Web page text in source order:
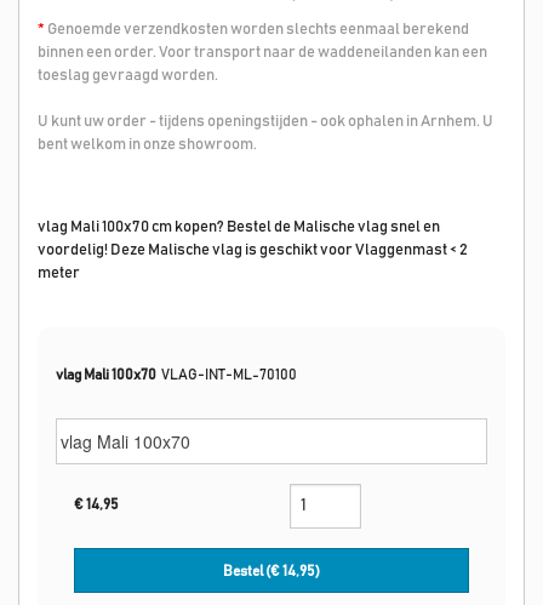
* Genoemde verzendkosten worden slechts eenmaal berekend
binnen een order. Voor transport naar de waddeneilanden kan een
toeslag gevraagd worden.
U kunt uw order - tijdens openingstijden - ook ophalen in Arnhem. U
bent welkom in onze showroom.
vlag Mali 100x70 cm kopen? Bestel de Malische vlag snel en
voordelig! Deze Malische vlag is geschikt voor Vlaggenmast < 2
meter
vlag Mali 100x70 VLAG-INT-ML-70100
€14,95
Bestel (€14,95)